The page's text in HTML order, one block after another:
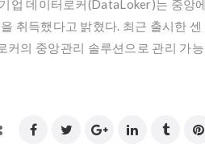
업 데이터로커(DataLoker)는 중앙
취득했다고 밝혔다. 최근 출시한 센
커의 중앙관리 솔루션으로 관리 가능